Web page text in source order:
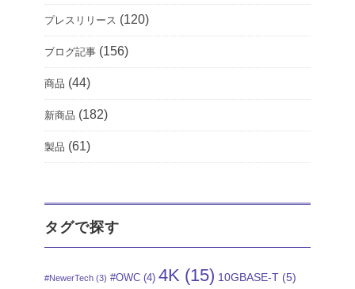
プレスリリース (120)
ブログ記事 (156)
商品 (44)
新商品 (182)
製品 (61)
タグで探す
#NewerTech (3) #OWC (4) 4K (15) 10GBASE-T (5)